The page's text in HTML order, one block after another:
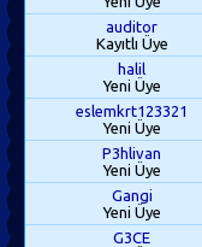
auditor
Kayıtlı Üye
halil
Yeni Üye
eslemkrt123321
Yeni Üye
P3hlivan
Yeni Üye
Gangi
Yeni Üye
G3CE